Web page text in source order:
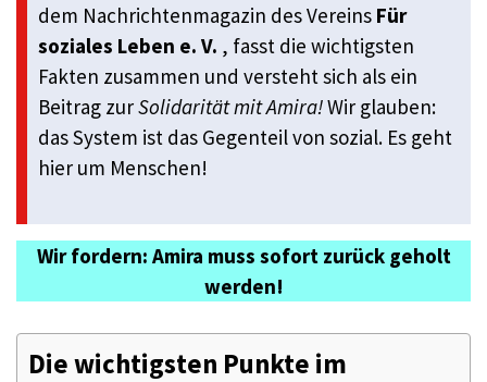
dem Nachrichtenmagazin des Vereins Für
soziales Leben e. V. , fasst die wichtigsten
Fakten zusammen und versteht sich als ein
Beitrag zurSolidarität mit Amira!Wir glauben:
das System ist das Gegenteil von sozial. Es geht
hier um Menschen!
Wir fordern: Amira muss sofort zurück geholt
werden!
Die wichtigsten Punkte im